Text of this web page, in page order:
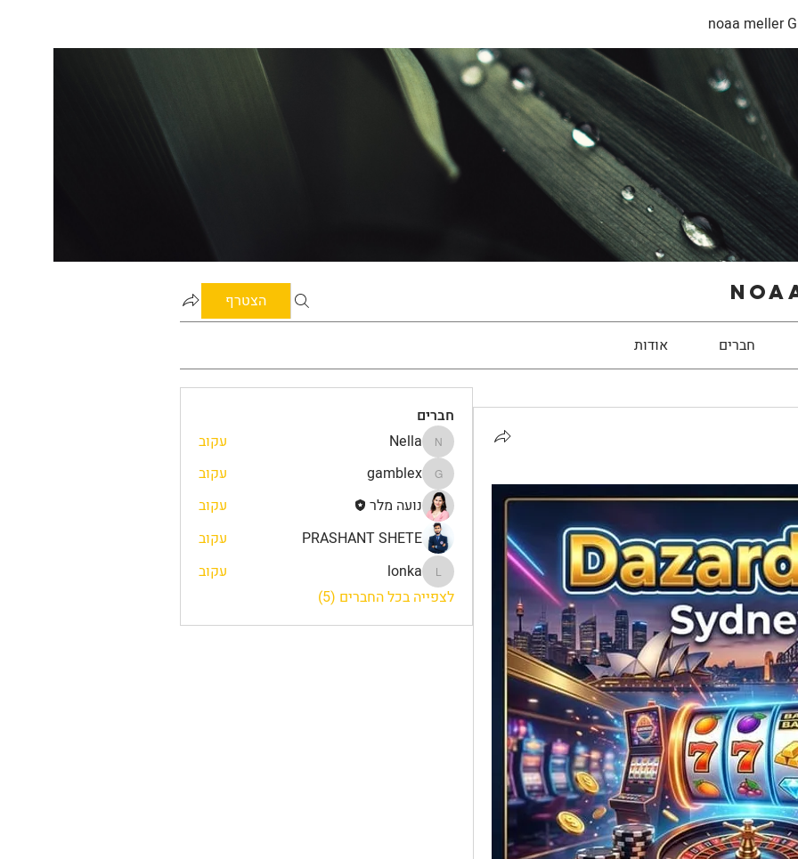
noaa meller
הצטרף
חברים אודות
חברים
Nella
Nella עקוב
gamblex
gamblex
עקוב
נועה מלר
עקוב
PRASHANT SHETE
עקוב
lonka
lonka
עקוב
לצפייה בכל החברים (5)